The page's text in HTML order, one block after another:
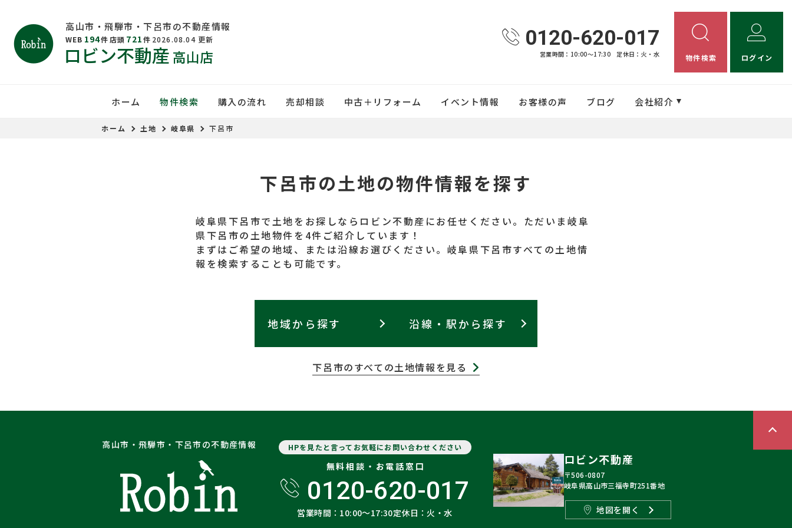
高山市・飛騨市・下呂市の不動産情報
WEB 194件 店頭 721件 2026.08.04 更新
ロビン不動産 高山店
0120-620-017
営業時間：10:00〜17:30 定休日：火・水 物件検索 ログイン
ホーム 物件検索 購入の流れ 売却相談 中古＋リフォーム イベント情報 お客様の声 ブログ 会社紹介
ホーム 土地 岐阜県 下呂市
下呂市の土地の物件情報を探す
岐阜県下呂市で土地をお探しならロビン不動産にお任せください。ただいま岐阜
県下呂市の土地物件を4件ご紹介しています！
まずはご希望の地域、または沿線お選びください。岐阜県下呂市すべての土地情
報を検索することも可能です。
地域から探す 沿線・駅から探す
下呂市のすべての土地情報を見る
高山市・飛騨市・下呂市の不動産情報 HPを見たと言ってお気軽にお問い合わせください
無料相談・お電話窓口
0120-620-017
営業時間：10:00〜17:30定休日：火・水
ロビン不動産
〒506-0807
岐阜県高山市三福寺町251番地
地図を開く